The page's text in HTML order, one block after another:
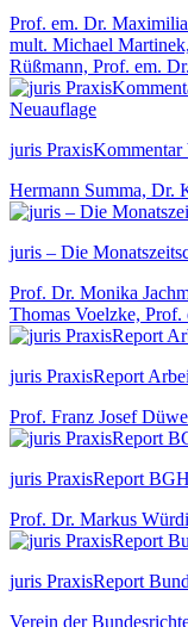
Prof. em. Dr.
mult. Michael
Rüßmann, Prof. em.
Neuauflage
juris PraxisKommentar
Hermann Summa, Dr.
juris – Die
Prof. Dr. Monika
Thomas Voelzke, Prof.
juris PraxisReport
Prof. Franz Josef
juris PraxisReport
Prof. Dr. Markus
juris PraxisReport
Verein der